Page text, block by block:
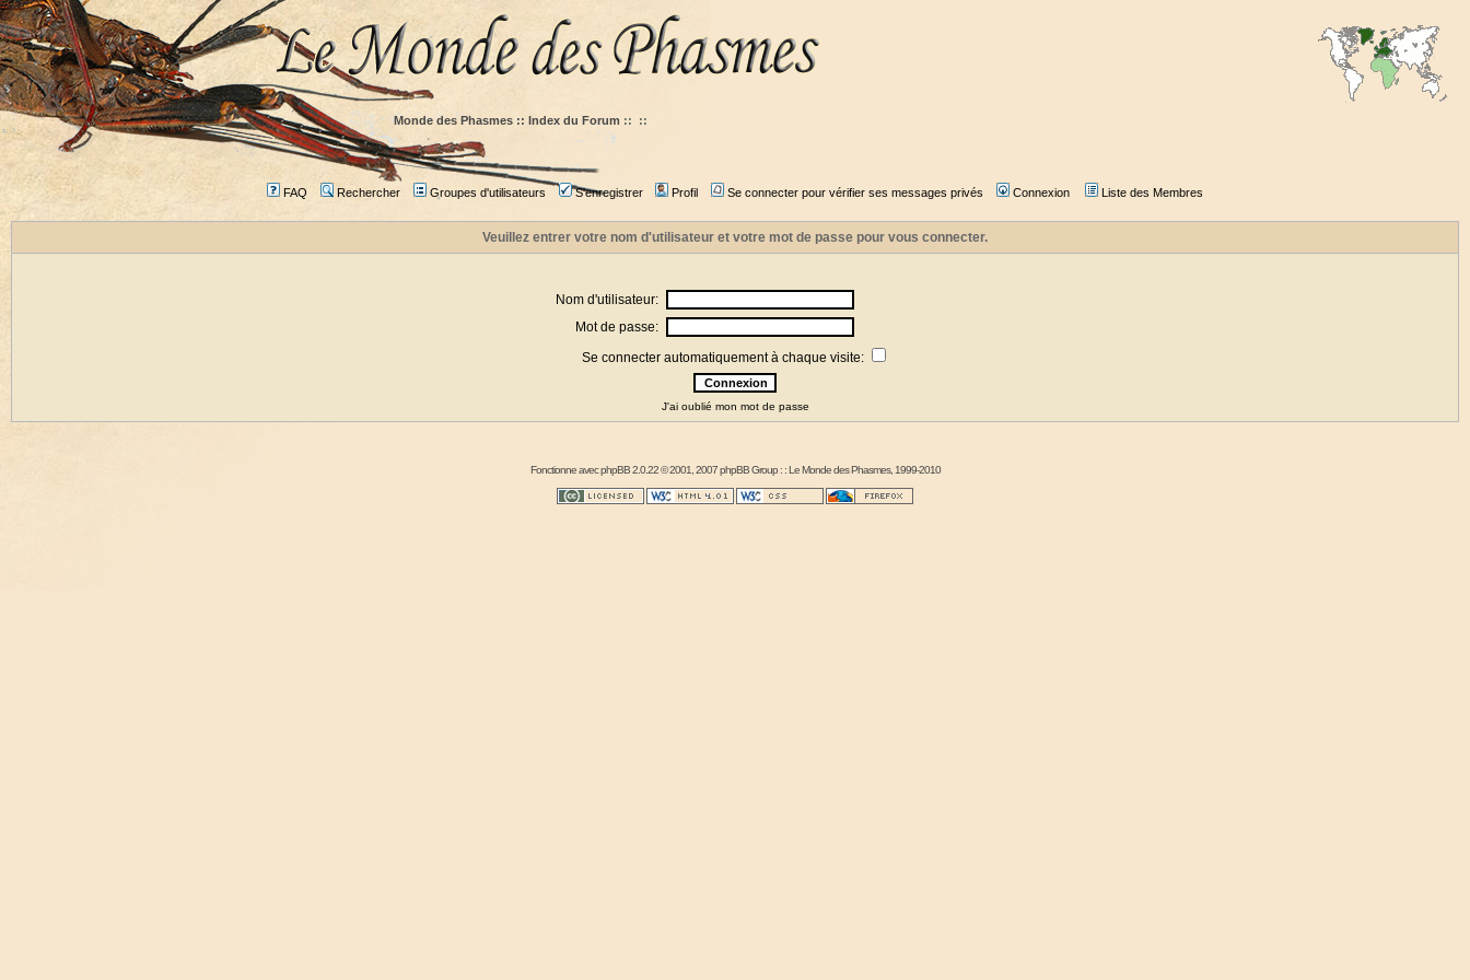
Monde des Phasmes :: Index du Forum :: ::
FAQ Rechercher Groupes d'utilisateurs S'enregistrer Profil Se connecter pour vérifier ses messages privés Connexion Liste des Membres
Veuillez entrer votre nom d'utilisateur et votre mot de passe pour vous connecter.
Nom d'utilisateur:
Mot de passe:
Se connecter automatiquement à chaque visite:
J'ai oublié mon mot de passe
Fonctionne avecphpBB2.0.22 © 2001, 2007 phpBB Group : :Le Monde des Phasmes, 1999-2010